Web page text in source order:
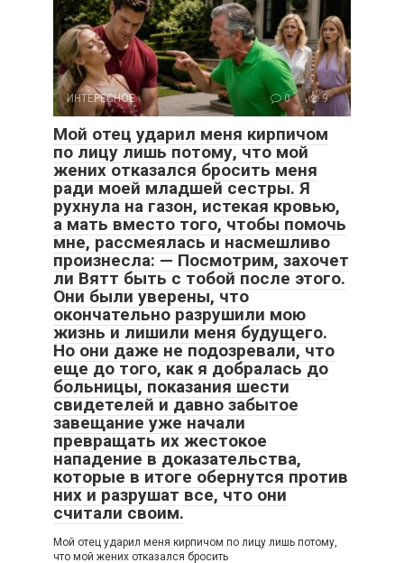
ИНТЕРЕСНОЕ 0 9
Мой отец ударил меня кирпичом
по лицу лишь потому, что мой
жених отказался бросить меня
ради моей младшей сестры. Я
рухнула на газон, истекая кровью,
а мать вместо того, чтобы помочь
мне, рассмеялась и насмешливо
произнесла: — Посмотрим, захочет
ли Вятт быть с тобой после этого.
Они были уверены, что
окончательно разрушили мою
жизнь и лишили меня будущего.
Но они даже не подозревали, что
еще до того, как я добралась до
больницы, показания шести
свидетелей и давно забытое
завещание уже начали
превращать их жестокое
нападение в доказательства,
которые в итоге обернутся против
них и разрушат все, что они
считали своим.
Мой отец ударил меня кирпичом по лицу лишь потому,
что мой жених отказался бросить